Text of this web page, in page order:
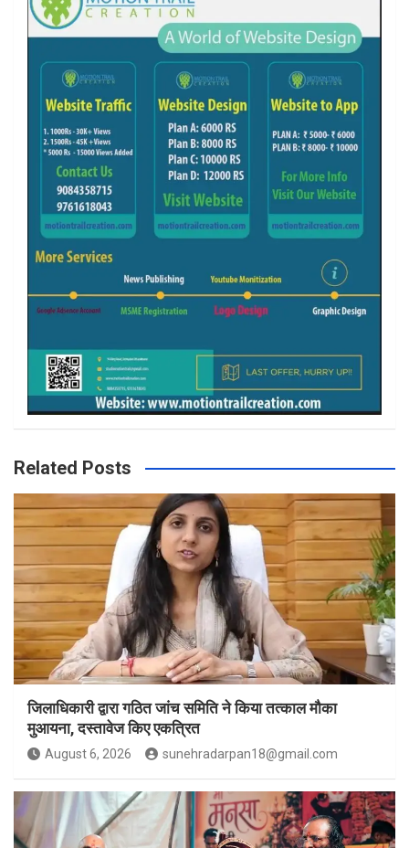
Related Posts
जिलाधिकारी द्वारा गठित जांच समिति ने किया तत्काल मौका
मुआयना, दस्तावेज किए एकत्रित
August 6, 2026 sunehradarpan18@gmail.com